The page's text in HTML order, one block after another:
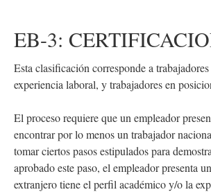
EB-3:
Esta clasificación corresponde a
experiencia laboral, y trabajadores en
El proceso requiere que un empleador
encontrar por lo menos un trabajador
tomar ciertos pasos estipulados para
aprobado este paso, el empleador presenta
extranjero tiene el perfil académico y/o la